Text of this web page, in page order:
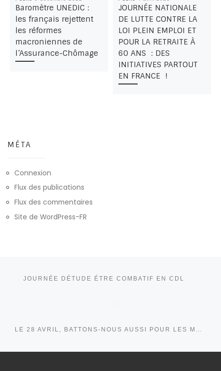
Baromètre UNEDIC :
les français rejettent
les réformes
macroniennes de
l’Assurance-Chômage
JOURNÉE NATIONALE
DE LUTTE CONTRE LA
LOI PLEIN EMPLOI ET
POUR LA RETRAITE À
60 ANS : DES
INITIATIVES PARTOUT
EN FRANCE !
MÉTA
Connexion
Flux des publications
Flux des commentaires
Site de WordPress-FR
JOURNÉE DÉTUDE ÉTRE COMBATIF EN CDL
LE 28 AVRIL, BATTONS-NOUS AUSSI POUR LES MORTS SANS TRAVAIL !